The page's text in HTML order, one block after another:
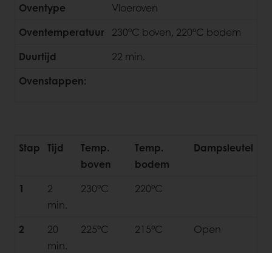
Oventype
Vloeroven
Oventemperatuur
230°C boven, 220°C bodem
Duurtijd
22 min.
Ovenstappen:
Stap Tijd
Temp.
boven
Temp.
bodem
Dampsleutel
1
2
min.
230°C 220°C
2
20
min.
225°C 215°C Open